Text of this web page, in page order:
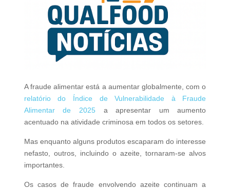
A fraude alimentar está a aumentar globalmente, com o
relatório do Índice de Vulnerabilidade à Fraude
Alimentar de 2025 a apresentar um aumento
acentuado na atividade criminosa em todos os setores.
Mas enquanto alguns produtos escaparam do interesse
nefasto, outros, incluindo o azeite, tornaram-se alvos
importantes.
Os casos de fraude envolvendo azeite continuam a